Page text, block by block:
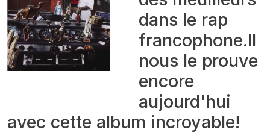
dans le rap
francophone.Il
nous le prouve
encore
aujourd'hui
avec cette album incroyable!